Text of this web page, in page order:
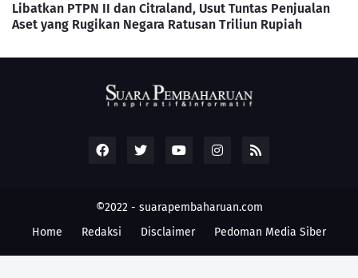
Libatkan PTPN II dan Citraland, Usut Tuntas Penjualan
Aset yang Rugikan Negara Ratusan Triliun Rupiah
©2022 - suarapembaharuan.com
Home
Redaksi Disclaimer Pedoman Media Siber